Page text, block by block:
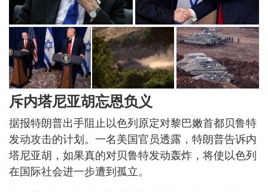
斥内塔尼亚胡忘恩负义
据报特朗普出手阻止以色列原定对黎巴嫩首都贝鲁特
发动攻击的计划。一名美国官员透露，特朗普告诉内
塔尼亚胡，如果真的对贝鲁特发动轰炸，将使以色列
在国际社会进一步遭到孤立。